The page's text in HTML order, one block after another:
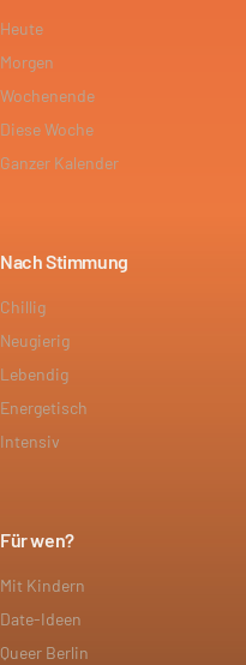
Heute
Morgen
Wochenende
Diese Woche
Ganzer Kalender
Nach Stimmung
Chillig
Neugierig
Lebendig
Energetisch
Intensiv
Für wen?
Mit Kindern
Date-Ideen
Queer Berlin